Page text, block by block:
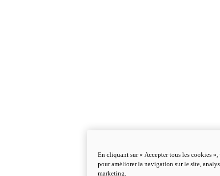
En cliquant sur « Accepter tous les cookies
pour améliorer la navigation sur le site,
marketing.